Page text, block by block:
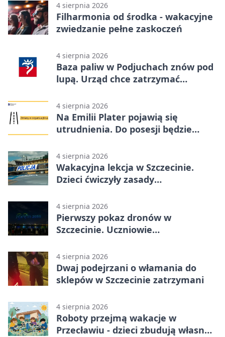
4 sierpnia 2026
Filharmonia od środka - wakacyjne
zwiedzanie pełne zaskoczeń
4 sierpnia 2026
Baza paliw w Podjuchach znów pod
lupą. Urząd chce zatrzymać
4 sierpnia 2026
Na Emilii Plater pojawią się
utrudnienia. Do posesji będzie
4 sierpnia 2026
Wakacyjna lekcja w Szczecinie.
Dzieci ćwiczyły zasady
4 sierpnia 2026
Pierwszy pokaz dronów w
Szczecinie. Uczniowie
4 sierpnia 2026
Dwaj podejrzani o włamania do
sklepów w Szczecinie zatrzymani
4 sierpnia 2026
Roboty przejmą wakacje w
Przecławiu - dzieci zbudują własne